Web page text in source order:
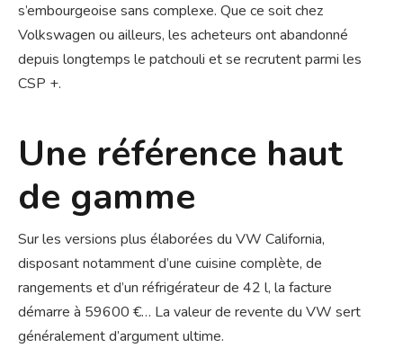
s’embourgeoise sans complexe. Que ce soit chez
Volkswagen ou ailleurs, les acheteurs ont abandonné
depuis longtemps le patchouli et se recrutent parmi les
CSP +.
Une référence haut
de gamme
Sur les versions plus élaborées du VW California,
disposant notamment d’une cuisine complète, de
rangements et d’un réfrigérateur de 42 l, la facture
démarre à 59600 €… La valeur de revente du VW sert
généralement d’argument ultime.